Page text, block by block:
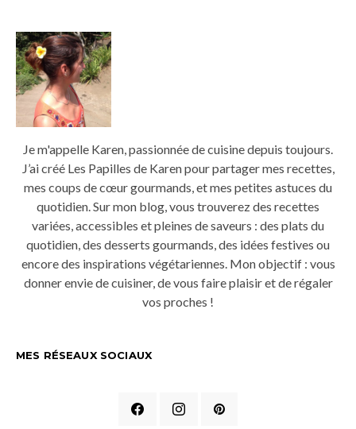
Je m'appelle Karen, passionnée de cuisine depuis toujours.
J’ai créé Les Papilles de Karen pour partager mes recettes,
mes coups de cœur gourmands, et mes petites astuces du
quotidien. Sur mon blog, vous trouverez des recettes
variées, accessibles et pleines de saveurs : des plats du
quotidien, des desserts gourmands, des idées festives ou
encore des inspirations végétariennes. Mon objectif : vous
donner envie de cuisiner, de vous faire plaisir et de régaler
vos proches !
MES RÉSEAUX SOCIAUX